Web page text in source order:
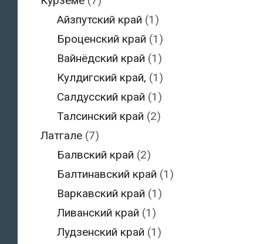
Айзпутский край (1)
Броценский край (1)
Вайнёдский край (1)
Кулдигский край, (1)
Салдусский край (1)
Талсинский край (2)
Латгале(7)
Балвский край (2)
Балтинавский край (1)
Варкавский край (1)
Ливанский край (1)
Лудзенский край (1)